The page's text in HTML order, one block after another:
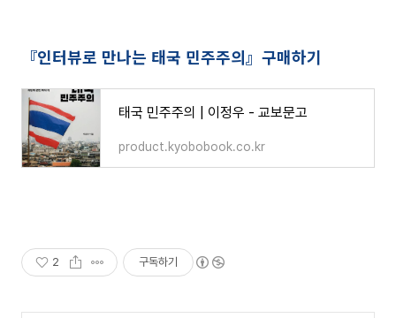
『인터뷰로 만나는 태국 민주주의』구매하기
태국 민주주의 | 이정우 - 교보문고
product.kyobobook.co.kr
2 구독하기